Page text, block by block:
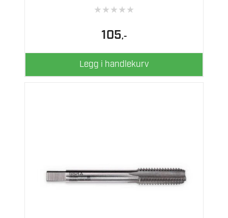
★★★★★
105,-
Legg i handlekurv